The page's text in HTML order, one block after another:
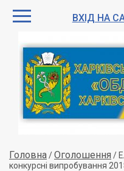
ВХІД НА
Головна/Оголошення /
конкурсні випробування